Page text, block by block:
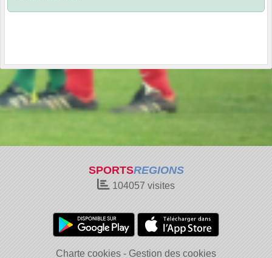
SPORTSREGIONS
104057 visites
Charte cookies Gestion des cookies